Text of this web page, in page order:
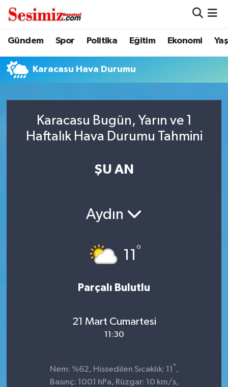
Gündem Spor Politika Eğitim Ekonomi
Karacasu Hava Durumu
Karacasu Bugün, Yarın ve 1
Haftalık Hava Durumu Tahmini
ŞU AN
Aydın
11 °
Parçalı Bulutlu
21 Mart Cumartesi
11:30
Nem: %62, Hissedilen Sıcaklık: 11 ° ,
Basınç: 1001 hPa, Rüzgar: 10 km/s,
Dünya
Eğitim
Genel
Gündem
Nöbetçi Eczaneler
Hava Durumu
Trafik Durumu
Süper Lig Puan Durumu ve Fikstür